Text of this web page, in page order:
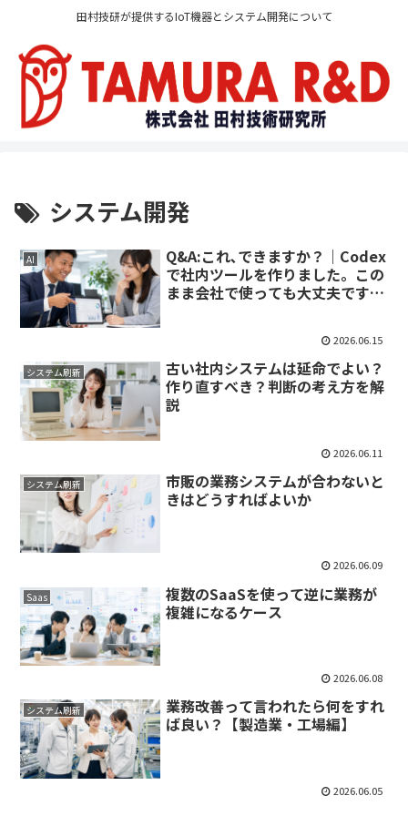
田村技研が提供するIoT機器とシステム開発について
システム開発
AI
Q&A:これ､できますか？｜Codex
で社内ツールを作りました。この
まま会社で使っても大丈夫です
2026.06.15
システム刷新
古い社内システムは延命でよい？
作り直すべき？判断の考え方を解
説
2026.06.11
システム刷新
市販の業務システムが合わないと
きはどうすればよいか
2026.06.09
Saas
複数のSaaSを使って逆に業務が
複雑になるケース
2026.06.08
システム刷新
業務改善って言われたら何をすれ
ば良い？【製造業・工場編】
2026.06.05